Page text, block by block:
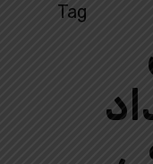
Tag